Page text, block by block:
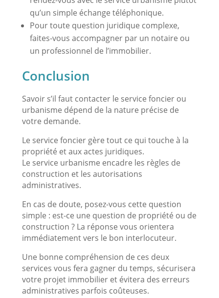
qu’un simple échange téléphonique.
Pour toute question juridique complexe,
faites-vous accompagner par un notaire ou
un professionnel de l’immobilier.
Conclusion
Savoir s’il faut contacter le service foncier ou
urbanisme dépend de la nature précise de
votre demande.
Le service foncier gère tout ce qui touche à la
propriété et aux actes juridiques.
Le service urbanisme encadre les règles de
construction et les autorisations
administratives.
En cas de doute, posez-vous cette question
simple : est-ce une question de propriété ou de
construction ? La réponse vous orientera
immédiatement vers le bon interlocuteur.
Une bonne compréhension de ces deux
services vous fera gagner du temps, sécurisera
votre projet immobilier et évitera des erreurs
administratives parfois coûteuses.